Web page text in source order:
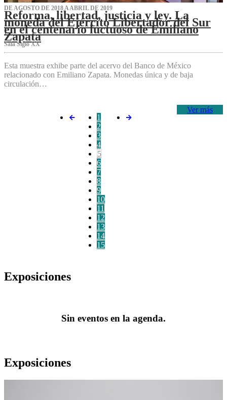
DE AGOSTO DE 2018 A ABRIL DE 2019
Reforma, libertad, justicia y ley. La
moneda del Ejército Libertador del Sur
en el centenario luctuoso de Emiliano
Zapata
Sala Siglo XX
Esta muestra exhibe parte del acervo del Banco de México
relacionado con Emiliano Zapata. Monedas única y de baja
circulación…
Ver más
1
2
3
4
5
6
7
8
9
10
11
12
13
14
15
Exposiciones
Sin eventos en la agenda.
Exposiciones